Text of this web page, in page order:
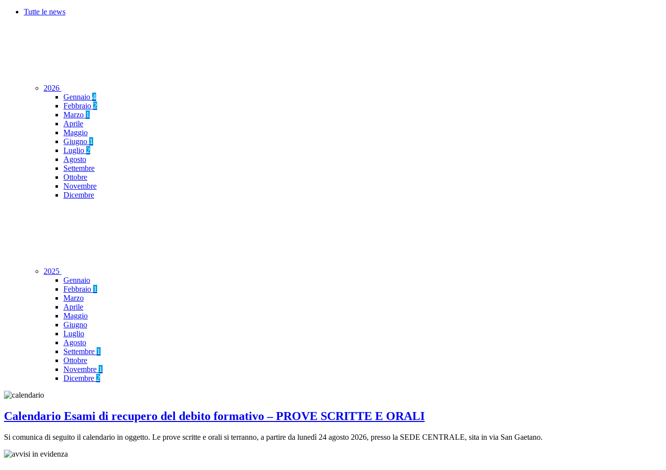
Tutte le news
2026
Gennaio 4
Febbraio 2
Marzo 1
Aprile
Maggio
Giugno 1
Luglio 2
Agosto
Settembre
Ottobre
Novembre
Dicembre
2025
Gennaio
Febbraio 1
Marzo
Aprile
Maggio
Giugno
Luglio
Agosto
Settembre 1
Ottobre
Novembre 1
Dicembre 2
Calendario Esami di recupero del debito formativo – PROVE SCRITTE E ORALI
Si comunica di seguito il calendario in oggetto. Le prove scritte e orali si terranno, a partire da lunedì 24 agosto 2026, presso la SEDE CENTRALE, sita in via San Gaetano.